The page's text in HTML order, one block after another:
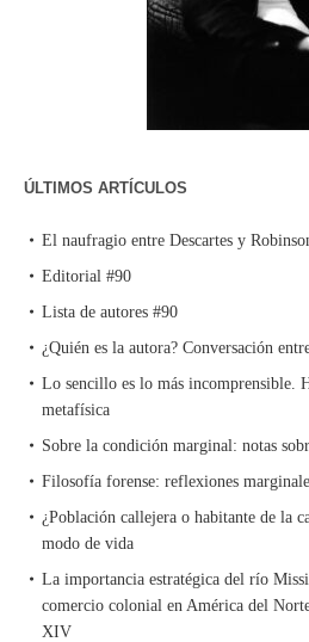
ÚLTIMOS ARTÍCULOS
El naufragio entre Descartes y
Editorial #90
Lista de autores #90
¿Quién es la autora? Conversación
Lo sencillo es lo más incomprensible.
metafísica
Sobre la condición marginal: notas
Filosofía forense: reflexiones
¿Población callejera o habitante de la
modo de vida
La importancia estratégica del río
comercio colonial en América del
XIV